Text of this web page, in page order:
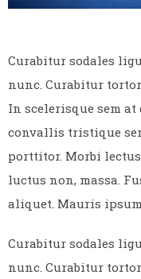
Curabitur sodales
nunc. Curabitur
In scelerisque sem at
convallis tristique
porttitor. Morbi
luctus non, massa.
aliquet. Mauris
Curabitur sodales
nunc. Curabitur